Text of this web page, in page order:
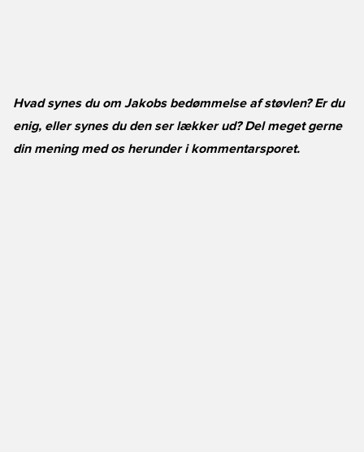
Hvad synes du om Jakobs bedømmelse af støvlen? Er du
enig, eller synes du den ser lækker ud? Del meget gerne
din mening med os herunder i kommentarsporet.